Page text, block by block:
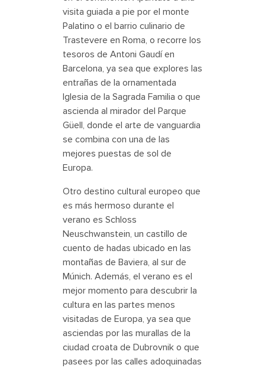
visita guiada a pie por el monte
Palatino o el barrio culinario de
Trastevere en Roma, o recorre los
tesoros de Antoni Gaudí en
Barcelona, ya sea que explores las
entrañas de la ornamentada
Iglesia de la Sagrada Familia o que
ascienda al mirador del Parque
Güell, donde el arte de vanguardia
se combina con una de las
mejores puestas de sol de
Europa.
Otro destino cultural europeo que
es más hermoso durante el
verano es Schloss
Neuschwanstein, un castillo de
cuento de hadas ubicado en las
montañas de Baviera, al sur de
Múnich. Además, el verano es el
mejor momento para descubrir la
cultura en las partes menos
visitadas de Europa, ya sea que
asciendas por las murallas de la
ciudad croata de Dubrovnik o que
pasees por las calles adoquinadas